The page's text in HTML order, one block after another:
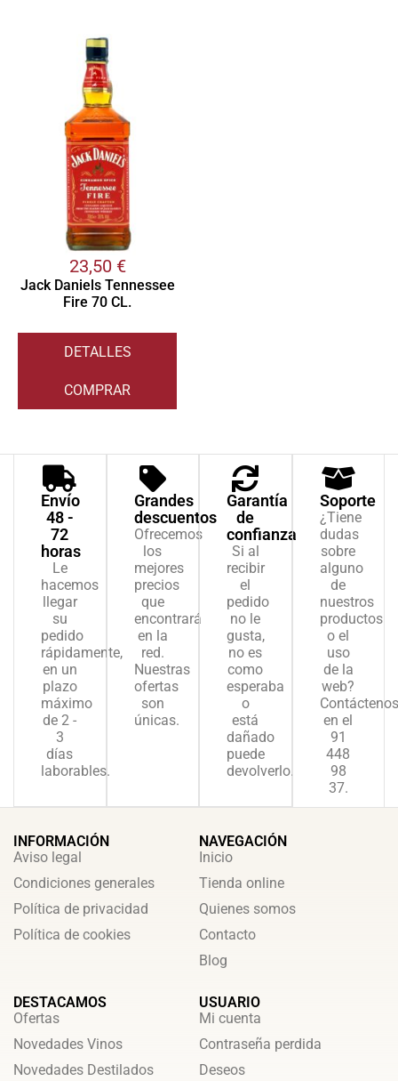
23,50 €
Jack Daniels Tennessee
Fire 70 CL.
DETALLES
COMPRAR
Envío
48 -
72
horas
Le
hacemos
llegar
su
pedido
rápidamente,
en un
plazo
máximo
de 2 -
3
días
laborables.
Grandes
descuentos
Ofrecemos
los
mejores
precios
que
encontrará
en la
red.
Nuestras
ofertas
son
únicas.
Garantía
de
confianza
Si al
recibir
el
pedido
no le
gusta,
no es
como
esperaba
o
está
dañado
puede
devolverlo.
Soporte
¿Tiene
dudas
sobre
alguno
de
nuestros
productos
o el
uso
de la
web?
Contáctenos
en el
91
448
98
37.
INFORMACIÓN
Aviso legal
Condiciones generales
Política de privacidad
Política de cookies
NAVEGACIÓN
Inicio
Tienda online
Quienes somos
Contacto
Blog
DESTACAMOS
Ofertas
Novedades Vinos
Novedades Destilados
USUARIO
Mi cuenta
Contraseña perdida
Deseos